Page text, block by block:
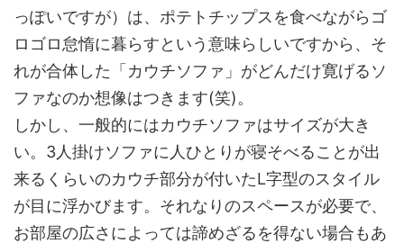
っぽいですが）は、ポテトチップスを食べながらゴ
ロゴロ怠惰に暮らすという意味らしいですから、そ
れが合体した「カウチソファ」がどんだけ寛げるソ
ファなのか想像はつきます(笑)。
しかし、一般的にはカウチソファはサイズが大き
い。3人掛けソファに人ひとりが寝そべることが出
来るくらいのカウチ部分が付いたL字型のスタイル
が目に浮かびます。それなりのスペースが必要で、
お部屋の広さによっては諦めざるを得ない場合もあ